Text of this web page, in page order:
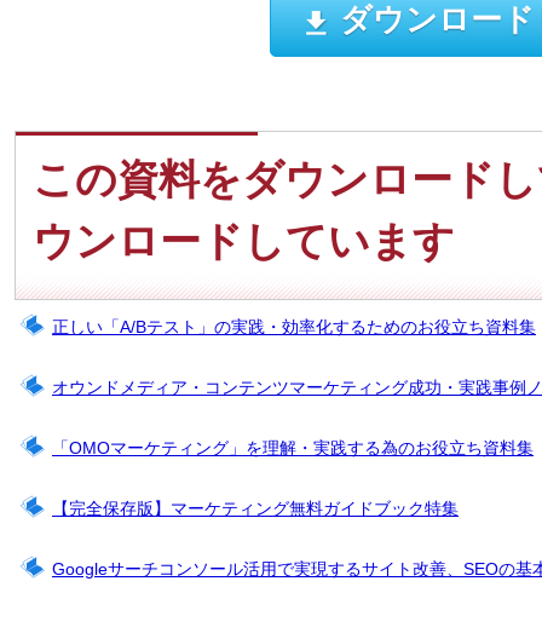
ダウンロー
この資料をダウンロード
ウンロードしています
正しい「A/Bテスト」の実践・効率化するためのお役立ち資料集
オウンドメディア・コンテンツマーケティング成功・実践事例
「OMOマーケティング」を理解・実践する為のお役立ち資料集
【完全保存版】マーケティング無料ガイドブック特集
Googleサーチコンソール活用で実現するサイト改善、SEOの